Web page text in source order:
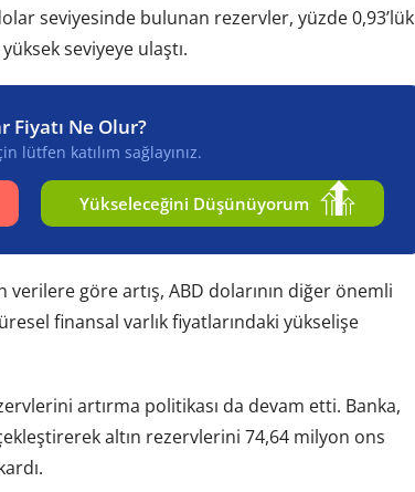
seviyesinde bulunan rezervler, yüzde 0,93’lük
seviyeye ulaştı.
Fiyatı Ne Olur?
lütfen katılım sağlayınız.
Yükseleceğini Düşünüyorum
göre artış, ABD dolarının diğer önemli
finansal varlık fiyatlarındaki yükselişe
artırma politikası da devam etti. Banka,
altın rezervlerini 74,64 milyon ons